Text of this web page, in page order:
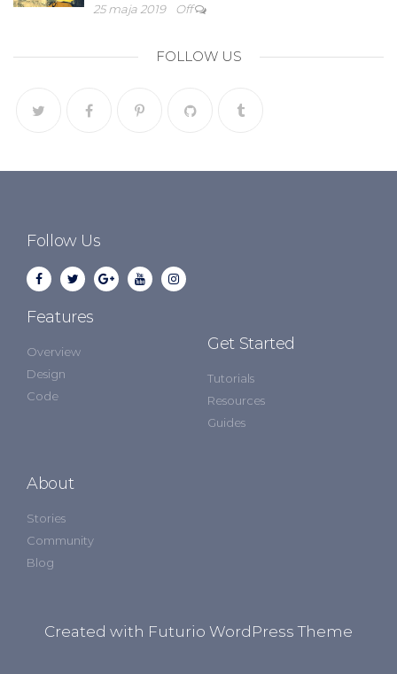
25 maja 2019 Off
FOLLOW US
Follow Us
Features
Overview
Design
Code
Get Started
Tutorials
Resources
Guides
About
Stories
Community
Blog
Created with Futurio WordPress Theme